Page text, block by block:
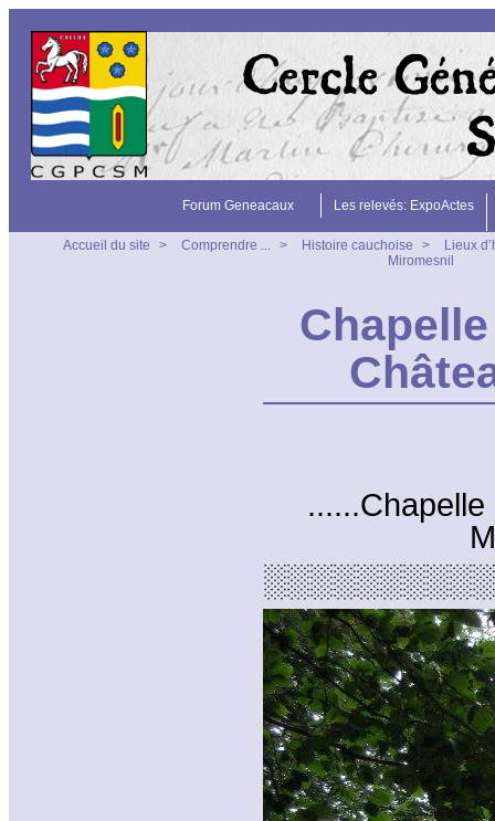
Forum Geneacaux Les relevés: ExpoActes
Accueil du site > Comprendre ... > Histoire cauchoise >
Lieux
Miromesnil